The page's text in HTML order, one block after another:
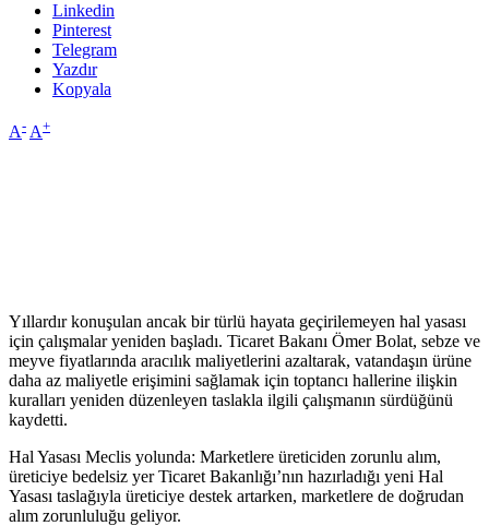
Linkedin
Pinterest
Telegram
Yazdır
Kopyala
A- A+
Yıllardır konuşulan ancak bir türlü hayata geçirilemeyen hal yasası
için çalışmalar yeniden başladı. Ticaret Bakanı Ömer Bolat, sebze ve
meyve fiyatlarında aracılık maliyetlerini azaltarak, vatandaşın ürüne
daha az maliyetle erişimini sağlamak için toptancı hallerine ilişkin
kuralları yeniden düzenleyen taslakla ilgili çalışmanın sürdüğünü
kaydetti.
Hal Yasası Meclis yolunda: Marketlere üreticiden zorunlu alım,
üreticiye bedelsiz yer Ticaret Bakanlığı’nın hazırladığı yeni Hal
Yasası taslağıyla üreticiye destek artarken, marketlere de doğrudan
alım zorunluluğu geliyor.